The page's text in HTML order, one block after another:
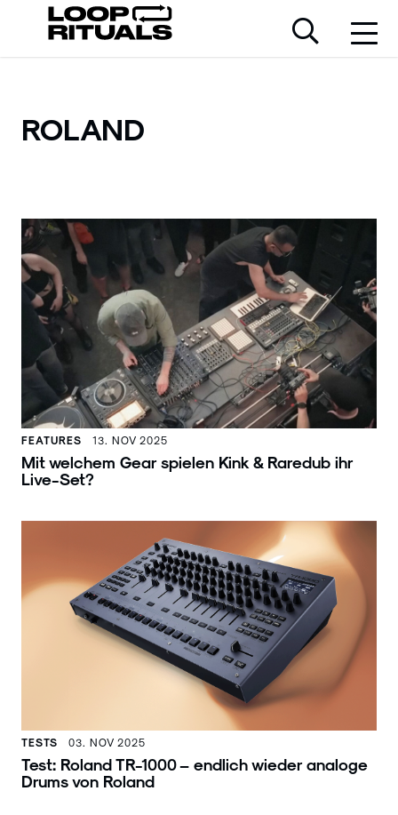
ROLAND
FEATURES 13. NOV 2025
Mit welchem Gear spielen Kink & Raredub ihr
Live-Set?
TESTS 03. NOV 2025
Test: Roland TR-1000 – endlich wieder analoge
Drums von Roland